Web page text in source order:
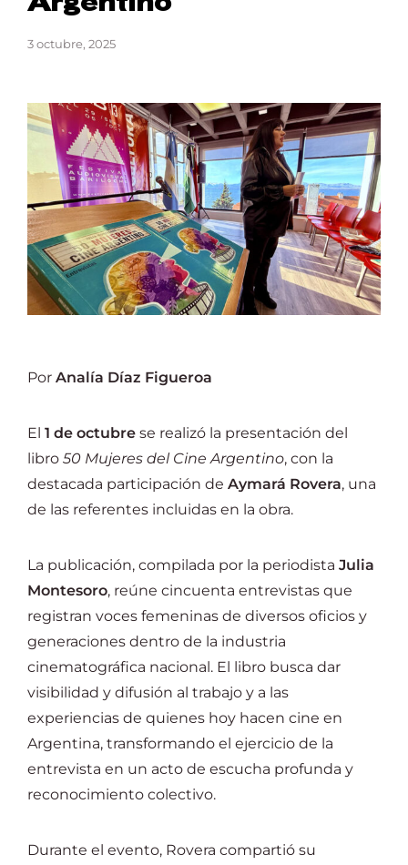
3 octubre, 2025
Por Analía Díaz Figueroa
El 1 de octubre se realizó la presentación del
libro 50 Mujeres del Cine Argentino, con la
destacada participación de Aymará Rovera, una
de las referentes incluidas en la obra.
La publicación, compilada por la periodista Julia
Montesoro, reúne cincuenta entrevistas que
registran voces femeninas de diversos oficios y
generaciones dentro de la industria
cinematográfica nacional. El libro busca dar
visibilidad y difusión al trabajo y a las
experiencias de quienes hoy hacen cine en
Argentina, transformando el ejercicio de la
entrevista en un acto de escucha profunda y
reconocimiento colectivo.
Durante el evento, Rovera compartió su